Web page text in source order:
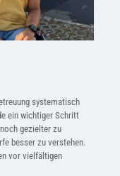
systematisch
ein wichtiger Schritt
gezielter zu
besser zu verstehen.
vor vielfältigen